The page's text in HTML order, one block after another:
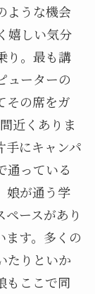
ような機会
嬉しい気分
り。最も講
ューターの
その席をガ
近くありま
にキャンパ
通っている
娘が通う学
ースがあり
ます。多くの
たりといか
もここで同